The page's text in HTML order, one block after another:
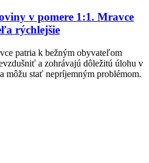
v pomere 1:1. Mravce
rýchlejšie
patria k bežným obyvateľom
a zohrávajú dôležitú úlohu v
môžu stať nepríjemným problémom.